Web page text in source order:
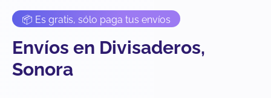
📦 Es gratis, sólo paga tus envíos
Envíos en Divisaderos,
Sonora